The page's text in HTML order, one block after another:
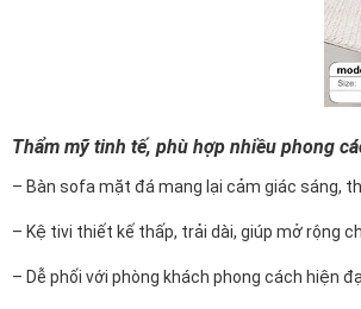
Thẩm mỹ tinh tế, phù hợp nhiều phong
– Bàn sofa mặt đá mang lại cảm giác sáng,
– Kệ tivi thiết kế thấp, trải dài, giúp mở rộng
– Dễ phối với phòng khách phong cách hiện